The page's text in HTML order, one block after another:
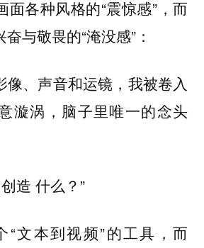
面各种风格的“震惊感”，而
与敬畏的“淹没感”：
像、声音和运镜，我被卷入
漩涡，脑子里唯一的念头
造 什么？”
“文本到视频”的工具，而